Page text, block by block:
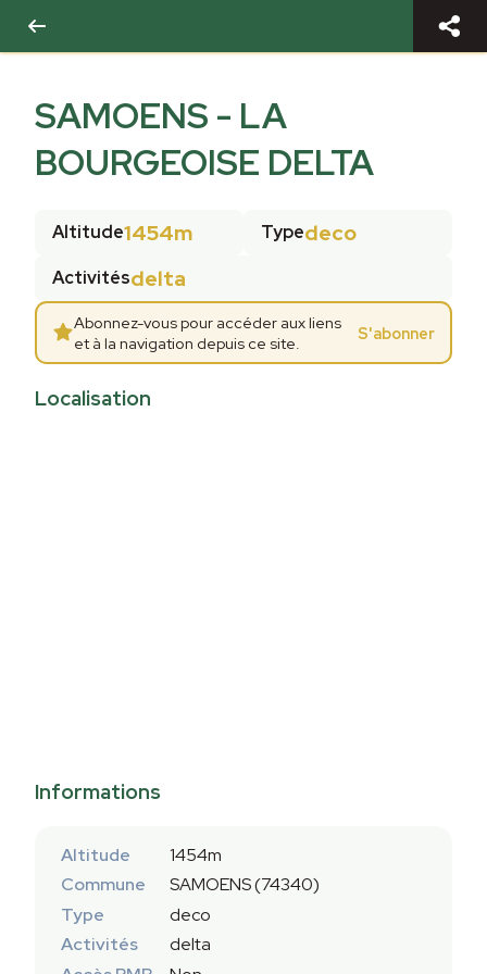
SAMOENS - LA
BOURGEOISE DELTA
Altitude1454m Typedeco
Activitésdelta
Abonnez-vous pour accéder aux liens
et à la navigation depuis ce site.
S'abonner
Localisation
Informations
Altitude
1454m
Commune
SAMOENS (74340)
Type
deco
Activités
delta